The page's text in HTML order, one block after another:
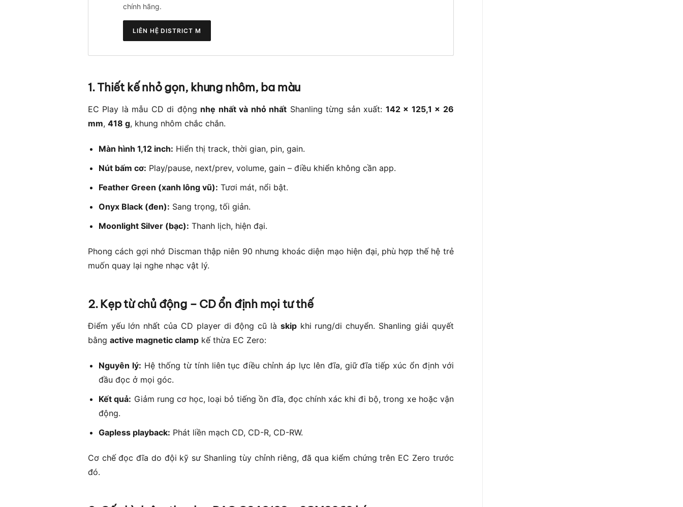
chính hãng.
LIÊN HỆ DISTRICT M
1. Thiết kế nhỏ gọn, khung nhôm, ba màu
EC Play là mẫu CD di động nhẹ nhất và nhỏ nhất Shanling từng sản xuất: 142 × 125,1 × 26
mm, 418 g, khung nhôm chắc chắn.
Màn hình 1,12 inch: Hiển thị track, thời gian, pin, gain.
Nút bấm cơ: Play/pause, next/prev, volume, gain – điều khiển không cần app.
Feather Green (xanh lông vũ): Tươi mát, nổi bật.
Onyx Black (đen): Sang trọng, tối giản.
Moonlight Silver (bạc): Thanh lịch, hiện đại.
Phong cách gợi nhớ Discman thập niên 90 nhưng khoác diện mạo hiện đại, phù hợp thế hệ trẻ
muốn quay lại nghe nhạc vật lý.
2. Kẹp từ chủ động – CD ổn định mọi tư thế
Điểm yếu lớn nhất của CD player di động cũ là skipkhi rung/di chuyển. Shanling giải quyết
bằng active magnetic clampkế thừa EC Zero:
Nguyên lý: Hệ thống từ tính liên tục điều chỉnh áp lực lên đĩa, giữ đĩa tiếp xúc ổn định với
đầu đọc ở mọi góc.
Kết quả: Giảm rung cơ học, loại bỏ tiếng ồn đĩa, đọc chính xác khi đi bộ, trong xe hoặc vận
động.
Gapless playback: Phát liền mạch CD, CD-R, CD-RW.
Cơ chế đọc đĩa do đội kỹ sư Shanling tùy chỉnh riêng, đã qua kiểm chứng trên EC Zero trước
đó.